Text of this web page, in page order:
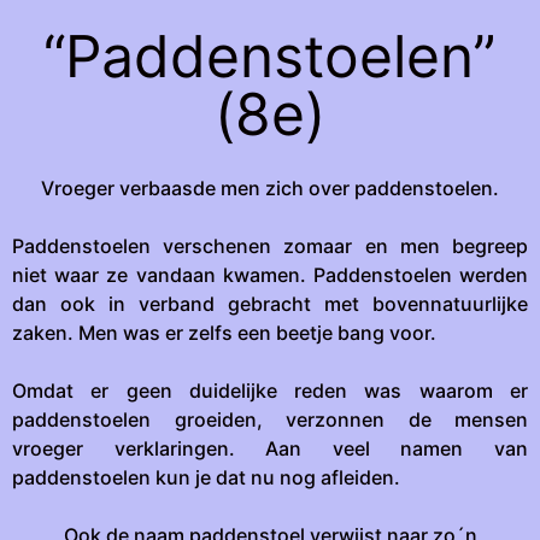
“Paddenstoelen”
(8e)
Vroeger verbaasde men zich over paddenstoelen.
Paddenstoelen verschenen zomaar en men begreep
niet waar ze vandaan kwamen. Paddenstoelen werden
dan ook in verband gebracht met bovennatuurlijke
zaken. Men was er zelfs een beetje bang voor.
Omdat er geen duidelijke reden was waarom er
paddenstoelen groeiden, verzonnen de mensen
vroeger verklaringen. Aan veel namen van
paddenstoelen kun je dat nu nog afleiden.